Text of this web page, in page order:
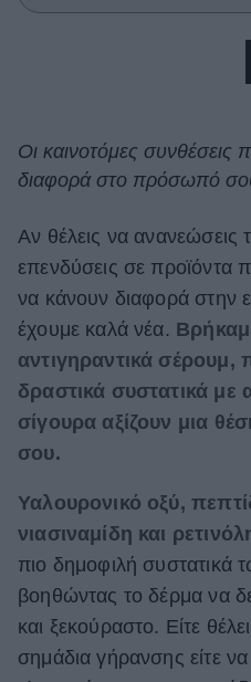
Deco
Green
Αφιερώματα
ΒΟΞ
Χωρίς Ταμπέλες
Women's Forum
Hautes Grecians
Οι καινοτόμες συνθέσεις
διαφορά στο πρόσωπό
Αν θέλεις να ανανεώσεις
επενδύσεις σε προϊόντα
να κάνουν διαφορά στην
έχουμε καλά νέα.
αντιγηραντικά
δραστικά συστατικά με
σίγουρα αξίζουν μια
σου.
Υαλουρονικό οξύ,
νιασιναμίδη και
πιο δημοφιλή συστατικά
βοηθώντας το δέρμα να
και ξεκούραστο. Είτε
σημάδια γήρανσης είτε